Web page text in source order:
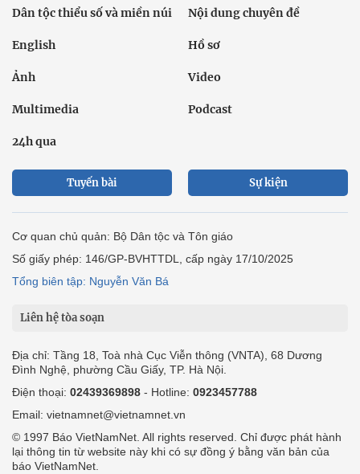
Cơ quan chủ quản: Bộ Dân tộc và Tôn giáo
Số giấy phép: 146/GP-BVHTTDL, cấp ngày 17/10/2025
Đình Nghệ, phường Cầu Giấy, TP. Hà Nội.
Điện thoại:02439369898- Hotline: 0923457788
Email: vietnamnet@vietnamnet.vn
© 1997 Báo VietNamNet. All rights reserved. Chỉ được phát hành
báo VietNamNet.
Liên hệ quảng cáo
Công ty Cổ phần Truyền thông VietNamNet
Hotline:0919405885 (Hà Nội)
Email: contact@vietnamnet.vn
Báo giá: http://vads.vn